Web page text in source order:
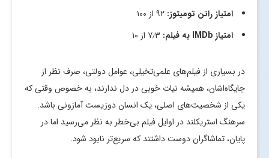
امتیاز راتن تومیتوز:
امتیاز IMDb به فیلم:
در بسیاری از فیلم‌های علمی‌تخیلی، عوامل دولتی، صرف نظر از
جایگاه‌اشان، همیشه نیات خوبی در دل ندارند، به خصوص وقتی که
یکی از شخصیت‌های اصلی، یک انسان دوزیست آمازونی باشد.
سرهنگ استریکلند در اوایل فیلم بی‌خطر به نظر می‌رسید اما در
پایان، تماشاگران دوست داشتند که سریع‌تر نابود شود.